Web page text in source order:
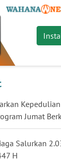
Jumat
Salurkan
H